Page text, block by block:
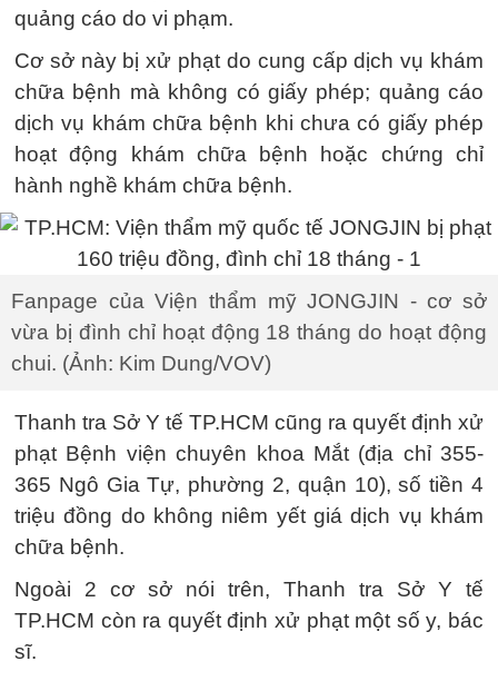
quảng cáo do vi phạm.
Cơ sở này bị xử phạt do cung cấp dịch vụ khám
chữa bệnh mà không có giấy phép; quảng cáo
dịch vụ khám chữa bệnh khi chưa có giấy phép
hoạt động khám chữa bệnh hoặc chứng chỉ
hành nghề khám chữa bệnh.
Fanpage của Viện thẩm mỹ JONGJIN - cơ sở
vừa bị đình chỉ hoạt động 18 tháng do hoạt động
chui. (Ảnh: Kim Dung/VOV)
Thanh tra Sở Y tế TP.HCM cũng ra quyết định xử
phạt Bệnh viện chuyên khoa Mắt (địa chỉ 355-
365 Ngô Gia Tự, phường 2, quận 10), số tiền 4
triệu đồng do không niêm yết giá dịch vụ khám
chữa bệnh.
Ngoài 2 cơ sở nói trên, Thanh tra Sở Y tế
TP.HCM còn ra quyết định xử phạt một số y, bác
sĩ.